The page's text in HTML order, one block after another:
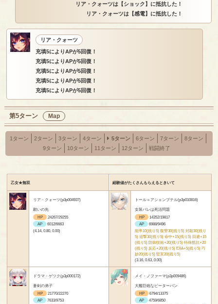
リア・クォーツは【ショック】に抵抗した！
リア・クォーツは【感電】に抵抗した！
リア・クォーツ
充填5によりAPが5回復！
充填5によりAPが5回復！
充填5によりAPが5回復！
充填5によりAPが5回復！
充填5によりAPが5回復！
第5ターン Map
1ターン 2ターン 3ターン 4ターン 5ターン 6ターン 7ターン
8ターン
9ターン
10ターン 11ターン 12ターン 戦闘終了
乙女★無双 経験値がたくさんもらえるときいて
リア・クォーツ(p3p004937)
願いの先
HP
24267/29255
AP
6012/6663
(4.14, 0.80, 0.00)
トール＝アシェンプテル(p3p010816)
女装バレは死活問題
HP
14352/19817
AP
6988/9496
能率10(残り5) 復讐30(残り5) 封殺30(残り
5) 追撃30(残り5) 命中+15(残り5) 回避+15
(残り5) 防御技術+20(残り5) 特殊抵抗+20
(残り5) 反応+20(残り5) EXA+5(残り5) 巧
妙20(残り5) 堅実20(残り5)
(3.16, 0.63, 0.00)
ドラマ・ゲツク(p3p000172)
蒼剣の弟子
HP
21770/22270
AP
7633/9753
メイ・ノファーマ(p3p009486)
大艦巨砲なピーターパン
HP
6794/13375
AP
4759/6850